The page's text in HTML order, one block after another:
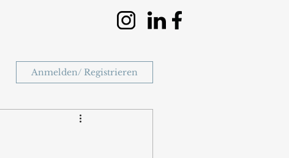
Anmelden/ Registrieren